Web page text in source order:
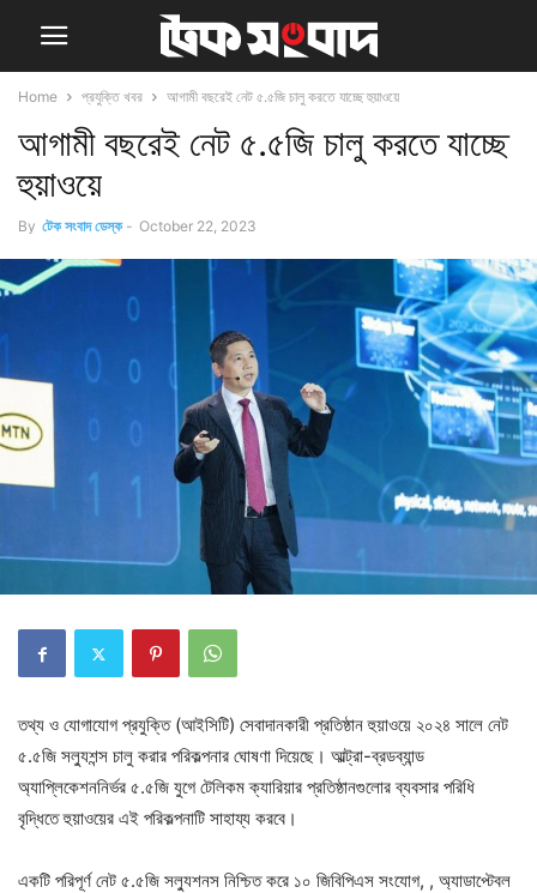
Home প্রযুক্তি খবর আগামী বছরেই নেট ৫.৫জি চালু করতে যাচ্ছে হুয়াওয়ে
আগামী বছরেই নেট ৫.৫জি চালু করতে যাচ্ছে
হুয়াওয়ে
By টেক সংবাদ ডেস্ক - October 22, 2023
তথ্য ও যোগাযোগ প্রযুক্তি (আইসিটি) সেবাদানকারী প্রতিষ্ঠান হুয়াওয়ে ২০২৪ সালে নেট
৫.৫জি সল্যুশন্স চালু করার পরিকল্পনার ঘোষণা দিয়েছে। আল্ট্রা-ব্রডব্যান্ড
অ্যাপ্লিকেশননির্ভর ৫.৫জি যুগে টেলিকম ক্যারিয়ার প্রতিষ্ঠানগুলোর ব্যবসার পরিধি
বৃদ্ধিতে হুয়াওয়ের এই পরিকল্পনাটি সাহায্য করবে।
একটি পরিপূর্ণ নেট ৫.৫জি সল্যুশনস নিশ্চিত করে ১০ জিবিপিএস সংযোগ, , অ্যাডাপ্টেবল